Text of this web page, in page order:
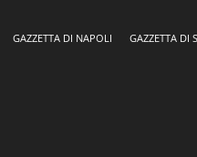
GAZZETTA DI NAPOLI GAZZETTA DI